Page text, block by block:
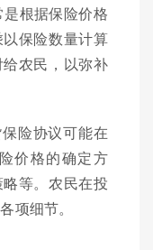
根据保险价格
保险数量计算
农民，以弥补
险协议可能在
价格的确定方
等。农民在投
项细节。